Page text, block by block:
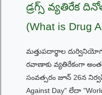
డ్రగ్స్ వ్యతిరేక
(What is Drug
మత్తుపదార్థాల
రవాణాకు వ్యతిరేకంగా
సంవత్సరం జూన్ 26న
Against Day" లేదా